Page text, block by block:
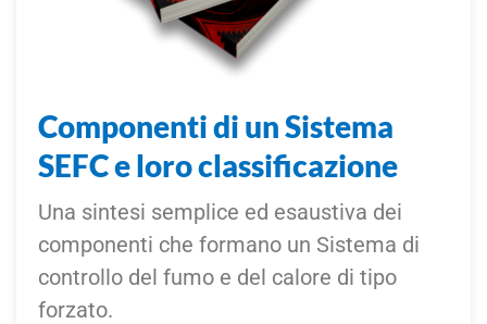
Componenti di un Sistema
SEFC e loro classificazione
Una sintesi semplice ed esaustiva dei
componenti che formano un Sistema di
controllo del fumo e del calore di tipo
forzato.